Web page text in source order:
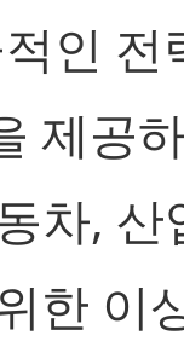
인 전
제공
차, 산
한 이